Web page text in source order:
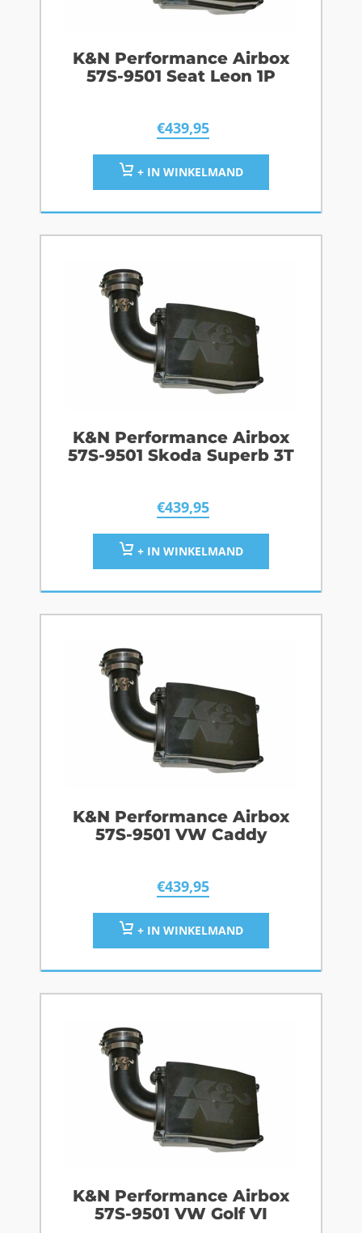
K&N Performance Airbox
57S-9501 Seat Leon 1P
€439,95
+ IN WINKELMAND
K&N Performance Airbox
57S-9501 Skoda Superb 3T
€439,95
+ IN WINKELMAND
K&N Performance Airbox
57S-9501 VW Caddy
€439,95
+ IN WINKELMAND
K&N Performance Airbox
57S-9501 VW Golf VI